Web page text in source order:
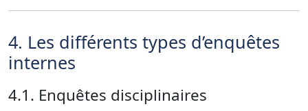
4. Les différents types d’enquêtes
internes
4.1. Enquêtes disciplinaires